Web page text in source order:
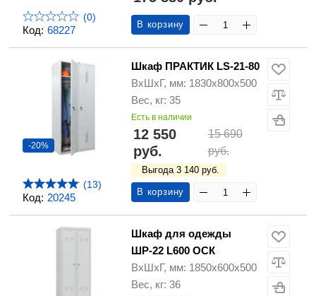
Код: 68227
(0)
В корзину
Код: 20245
-20%
(13)
Шкаф ПРАКТИК LS-21-80
ВхШхГ, мм: 1830х800х500
Вес, кг: 35
Есть в наличии
12 550
руб.
15 690
руб.
Выгода 3 140 руб.
В корзину
Шкаф для одежды
ШР-22 L600 ОСК
ВхШхГ, мм: 1850х600х500
Вес, кг: 36